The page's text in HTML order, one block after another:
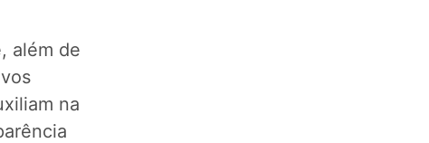
além de
na